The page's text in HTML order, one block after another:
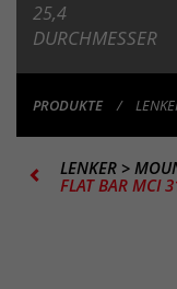
25,4
DURCHMESSER
PRODUKTE
LENKER >
FLAT BAR MCI